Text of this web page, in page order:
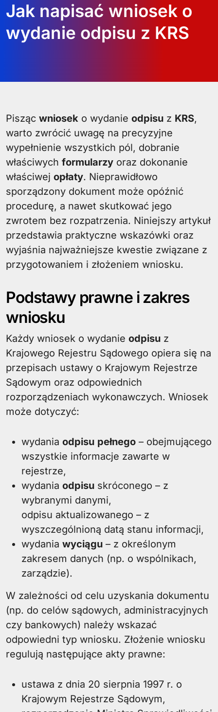
Jak napisać wniosek o
wydanie odpisu z KRS
Pisząc wniosek o wydanie odpisu z KRS,
warto zwrócić uwagę na precyzyjne
wypełnienie wszystkich pól, dobranie
właściwych formularzy oraz dokonanie
właściwej opłaty. Nieprawidłowo
sporządzony dokument może opóźnić
procedurę, a nawet skutkować jego
zwrotem bez rozpatrzenia. Niniejszy artykuł
przedstawia praktyczne wskazówki oraz
wyjaśnia najważniejsze kwestie związane z
przygotowaniem i złożeniem wniosku.
Podstawy prawne i zakres
wniosku
Każdy wniosek o wydanie odpisu z
Krajowego Rejestru Sądowego opiera się na
przepisach ustawy o Krajowym Rejestrze
Sądowym oraz odpowiednich
rozporządzeniach wykonawczych. Wniosek
może dotyczyć:
wydania odpisu pełnego – obejmującego
wszystkie informacje zawarte w
rejestrze,
wydania odpisu skróconego – z
wybranymi danymi,
odpisu aktualizowanego – z
wyszczególnioną datą stanu informacji,
wydania wyciągu – z określonym
zakresem danych (np. o wspólnikach,
zarządzie).
W zależności od celu uzyskania dokumentu
(np. do celów sądowych, administracyjnych
czy bankowych) należy wskazać
odpowiedni typ wniosku. Złożenie wniosku
regulują następujące akty prawne:
ustawa z dnia 20 sierpnia 1997 r. o
Krajowym Rejestrze Sądowym,